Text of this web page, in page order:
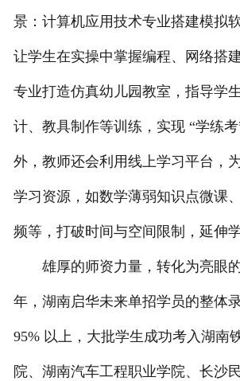
景：计算机应用技术专业搭建模拟
让学生在实操中掌握编程、网络搭
专业打造仿真幼儿园教室，指导学
计、教具制作等训练，实现 “学练
外，教师还会利用线上学习平台，
学习资源，如数学薄弱知识点微课
频等，打破时间与空间限制，延伸学
雄厚的师资力量，转化为亮眼的
年，湖南启华未来单招学员的整体
95% 以上，大批学生成功考入湖南
院、湖南汽车工程职业学院、长沙